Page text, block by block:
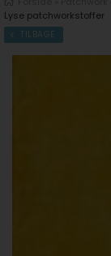
Lyse patchworkstoffer
TILBAGE